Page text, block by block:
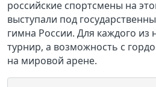
российские спортсмены на
выступали под
гимна России. Для каждого из
турнир, а возможность с
на мировой арене.